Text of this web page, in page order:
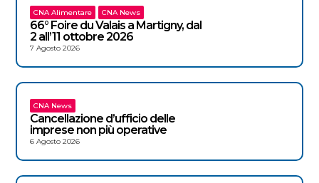
CNA Alimentare CNA News
66° Foire du Valais a Martigny, dal
2 all’11 ottobre 2026
7 Agosto 2026
CNA News
Cancellazione d’ufficio delle
imprese non più operative
6 Agosto 2026